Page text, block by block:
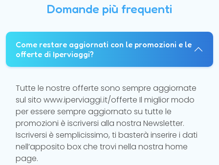
Domande più frequenti
Come restare aggiornati con le promozioni e le
offerte di Iperviaggi?
Tutte le nostre offerte sono sempre aggiornate
sul sito www.iperviaggi.it/offerte Il miglior modo
per essere sempre aggiornato su tutte le
promozioni è iscriversi alla nostra Newsletter.
Iscriversi è semplicissimo, ti basterà inserire i dati
nell’apposito box che trovi nella nostra home
page.